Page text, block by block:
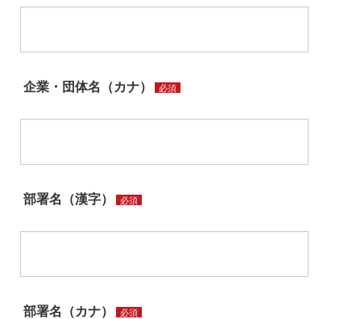
企業・団体名（カナ） 必須
部署名（漢字） 必須
部署名（カナ） 必須